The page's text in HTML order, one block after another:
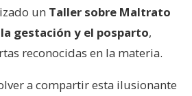
un Taller sobre Maltrato
gestación y el posparto,
reconocidas en la materia.
a compartir esta ilusionante